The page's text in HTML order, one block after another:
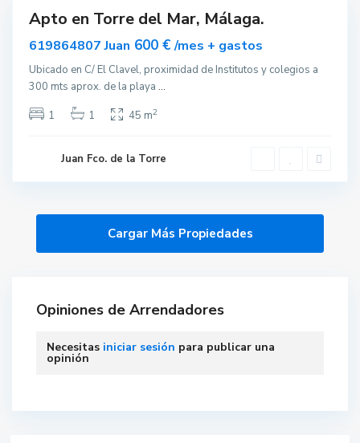
Apto en Torre del Mar, Málaga.
619864807 Juan 600 €/mes + gastos
Ubicado en C/ El Clavel, proximidad de Institutos y colegios a
300 mts aprox. de la playa ...
1
1 45 m2
Juan Fco. de la Torre
Opiniones de Arrendadores
Necesitas iniciar sesión para publicar una
opinión